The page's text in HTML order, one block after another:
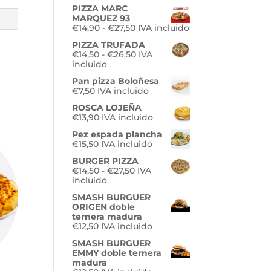
desde
€3,90
hasta
€7,90
PIZZA MARC
MARQUEZ 93
€14,90 - €27,50Rango
precios:
desde
hasta
€27,50
IVA incluido
PIZZA TRUFADA
€14,50 - €26,50Rango
desde
€14,50
hasta
€26,50
IVA
incluido
Pan pizza Boloñesa
€7,50 IVA incluido
ROSCA LOJEÑA
€13,90 IVA incluido
Pez espada plancha
€15,50 IVA incluido
BURGER PIZZA
€14,50 - €27,50Rango
desde
€14,50
hasta
€27,50
IVA
incluido
SMASH BURGUER
ORIGEN doble
ternera madura
€12,50 IVA incluido
SMASH BURGUER
EMMY doble ternera
madura